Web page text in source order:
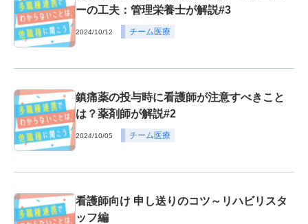
ーの工夫：管理栄養士が解説#3
2024/10/12 チーム医療
鎮痛薬の投与時に看護師が注意すべきこと
は？薬剤師が解説#2
2024/10/05 チーム医療
看護師向け 申し送りのコツ～リハビリスタ
ッフ編